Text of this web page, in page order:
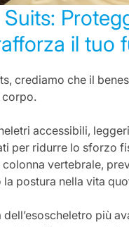
il tuo
crediamo che il
accessibili,
per ridurre lo sforzo
vertebrale,
postura nella vita
più